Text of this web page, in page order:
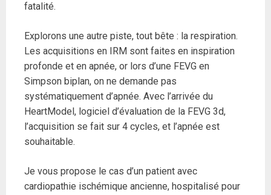
fatalité.
Explorons une autre piste, tout bête : la respiration.
Les acquisitions en IRM sont faites en inspiration
profonde et en apnée, or lors d’une FEVG en
Simpson biplan, on ne demande pas
systématiquement d’apnée. Avec l’arrivée du
HeartModel, logiciel d’évaluation de la FEVG 3d,
l’acquisition se fait sur 4 cycles, et l’apnée est
souhaitable.
Je vous propose le cas d’un patient avec
cardiopathie ischémique ancienne, hospitalisé pour